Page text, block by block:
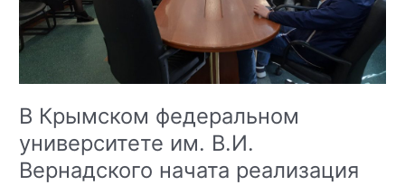
университете
имени
В.И.
Вернадского
В Крымском федеральном
университете им. В.И.
Вернадского начата реализация